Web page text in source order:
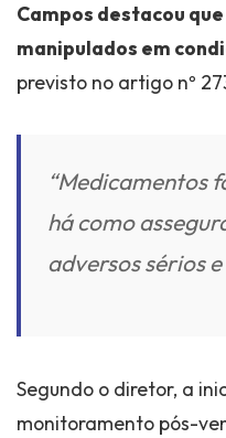
Campos destacou
manipulados em
previsto no artigo nº
“Medicamentos
há como
adversos sérios
Segundo o diretor, a
monitoramento pós-